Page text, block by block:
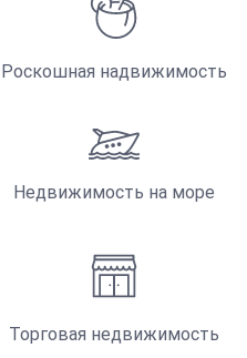
Роскошная надвижимость
Недвижимость на море
Торговая недвижимость